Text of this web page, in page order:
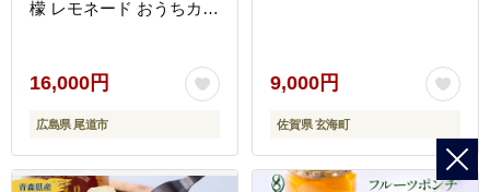
檬 レモネード おうちカフ
道市】
16,000円
広島県 尾道市
9,000円
佐賀県 玄海町